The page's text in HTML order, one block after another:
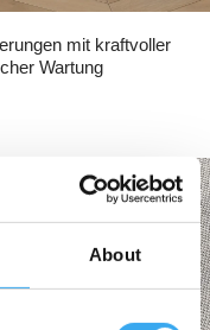
About
mit kraftvoller
Wartung